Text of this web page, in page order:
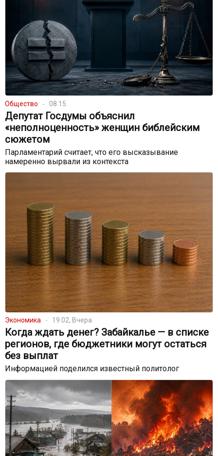
Общество 08:15
Депутат Госдумы объяснил
«неполноценность» женщин библейским
сюжетом
Парламентарий считает, что его высказывание
намеренно вырвали из контекста
Экономика 19:02, Вчера
Когда ждать денег? Забайкалье — в списке
регионов, где бюджетники могут остаться
без выплат
Информацией поделился известный политолог